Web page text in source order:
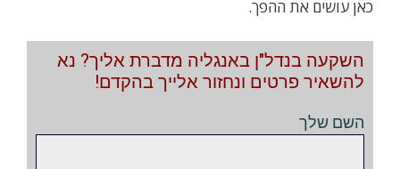
כאן עושים את ההפך.
השקעה בנדל"ן באנגליה מדברת אליך? נא
להשאיר פרטים ונחזור אלייך בהקדם!
השם שלך